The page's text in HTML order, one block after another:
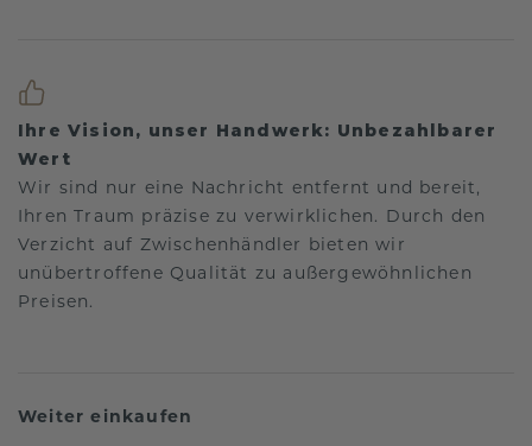
Ihre Vision, unser Handwerk: Unbezahlbarer
Wert
Wir sind nur eine Nachricht entfernt und bereit,
Ihren Traum präzise zu verwirklichen. Durch den
Verzicht auf Zwischenhändler bieten wir
unübertroffene Qualität zu außergewöhnlichen
Preisen.
Weiter einkaufen